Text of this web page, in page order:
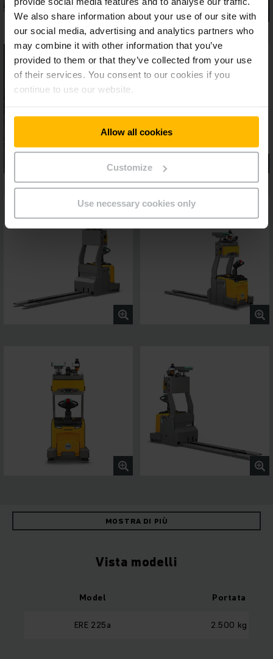
We also share information about your use of our site with
our social media, advertising and analytics partners who
may combine it with other information that you’ve
provided to them or that they’ve collected from your use
of their services. You consent to our cookies if you
continue to use our website.
Allow all cookies
Customize
Use necessary cookies only
MOSTRA DI PIÙ
Vista modelli
Model Portata
ERE 225a 2.500 kg